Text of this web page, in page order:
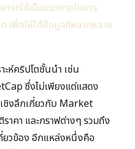
ถใช้เป็นแนวทางในการ
เพื่อให้ได้ข้อมูลที่หลากหลาย
ะห์คริปโตชั้นนำ เช่น
ซึ่งไม่เพียงแต่แสดง
ชิงลึกเกี่ยวกับ Market
าคา และกราฟต่างๆ รวมถึง
กี่ยวข้อง อีกแหล่งหนึ่งคือ